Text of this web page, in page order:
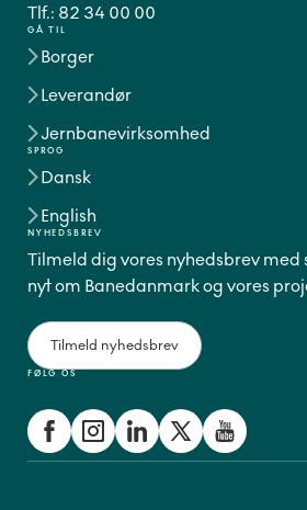
GÅ TIL
Borger
Leverandør
Jernbanevirksomhed
SPROG
Dansk
English
FØLG OS
Tlf.: 82 34 00 00
NYHEDSBREV
Tilmeld dig vores nyhedsbrev med
nyt om Banedanmark og vores
Tilmeld nyhedsbrev